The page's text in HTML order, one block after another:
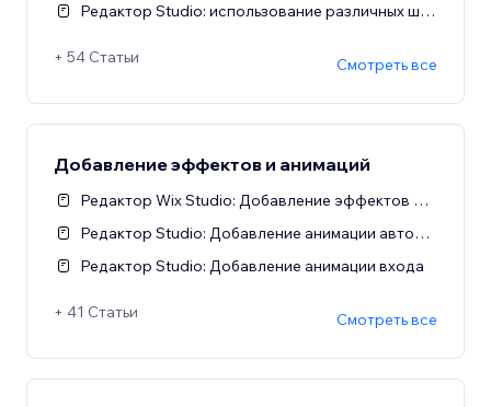
Редактор Studio: использование различных шрифтов
+ 54 Статьи Смотреть все
Добавление эффектов и анимаций
Редактор Wix Studio: Добавление эффектов мыши
Редактор Studio: Добавление анимации автоповтора
Редактор Studio: Добавление анимации входа
+ 41 Статьи Смотреть все